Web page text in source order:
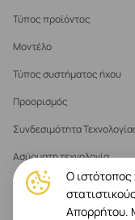
Τύπος προϊόντος
Μοντέλο
Τύπος συστήματος ήχου
Προορισμός
Συνδεσιμότητα
Ασύρματη τεχνολογία
Εξοδος ήχου
Ο ιστότοπος
Απορρήτου.